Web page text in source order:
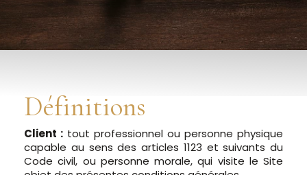
Définitions
Client : tout professionnel ou personne physique
capable au sens des articles 1123 et suivants du
Code civil, ou personne morale, qui visite le Site